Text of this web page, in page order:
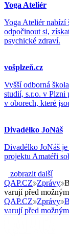
Yoga Ateliér
Yoga Ateliér nabízí
odpočinout si,
psychické zdraví.
vošplzeň.cz
Vyšší odborná
studií, s.r.o. v Plzni
v oborech, které
Divadélko JoNáš
Divadélko JoNáš je
projektu Amatéři
zobrazit další
QAP.CZ Zprávy
varují před
QAP.CZ Zprávy
varují před